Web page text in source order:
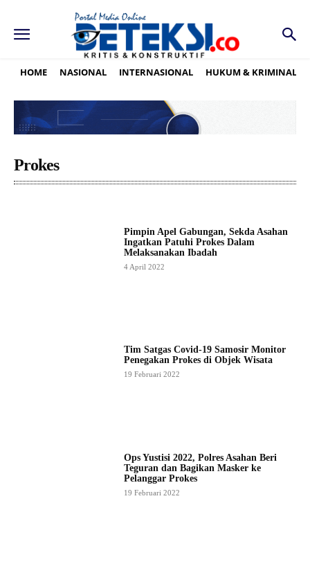
HOME NASIONAL INTERNASIONAL HUKUM & KRIMINAL
Prokes
Pimpin Apel Gabungan, Sekda Asahan
Ingatkan Patuhi Prokes Dalam
Melaksanakan Ibadah
4 April 2022
Tim Satgas Covid-19 Samosir Monitor
Penegakan Prokes di Objek Wisata
19 Februari 2022
Ops Yustisi 2022, Polres Asahan Beri
Teguran dan Bagikan Masker ke
Pelanggar Prokes
19 Februari 2022